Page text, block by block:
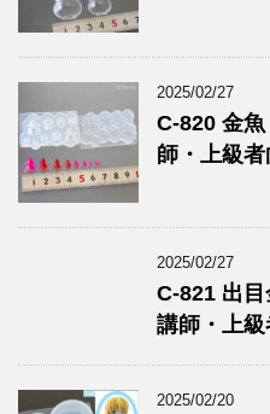
2025/02/27
C-820 金
師・上級
2025/02/27
C-821 出目
講師・上
2025/02/20